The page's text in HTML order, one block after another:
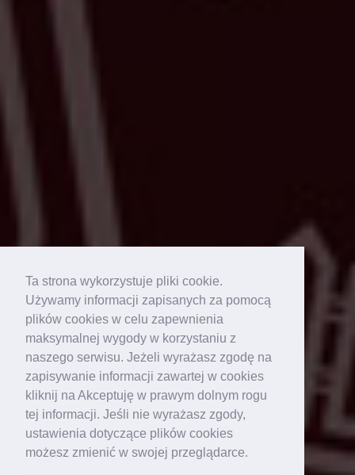
Ta strona wykorzystuje pliki cookie.
Używamy informacji zapisanych za pomocą
plików cookies w celu zapewnienia
maksymalnej wygody w korzystaniu z
naszego serwisu. Jeżeli wyrażasz zgodę na
zapisywanie informacji zawartej w cookies
kliknij na Akceptuję w prawym dolnym rogu
tej informacji. Jeśli nie wyrażasz zgody,
ustawienia dotyczące plików cookies
możesz zmienić w swojej przeglądarce.